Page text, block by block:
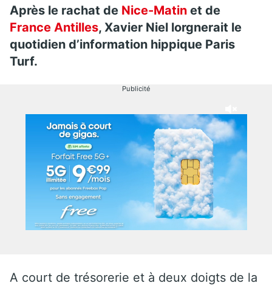
Après le rachat de Nice-Matin et de
France Antilles, Xavier Niel lorgnerait le
quotidien d’information hippique Paris
Turf.
Publicité
A court de trésorerie et à deux doigts de la